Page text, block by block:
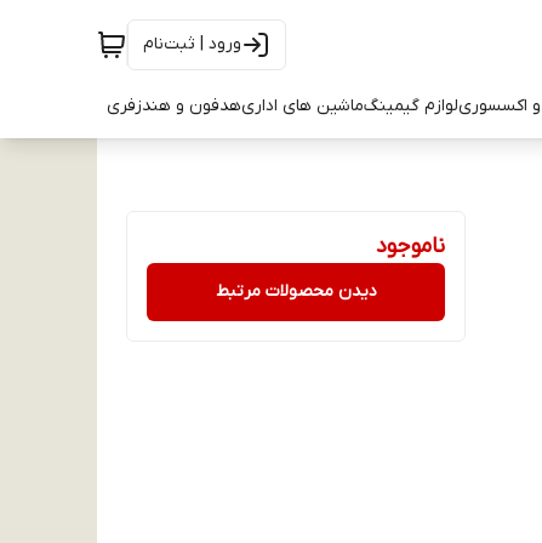
ورود | ثبت‌نام
اکسسوریلوازم گیمینگماشین های اداریهدفون و هندزفری
ناموجود
دیدن محصولات مرتبط